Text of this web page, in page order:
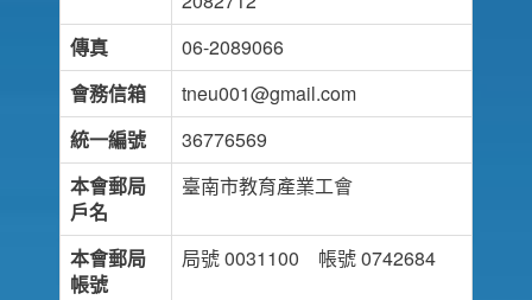
傳真
06-2089066
會務信箱
tneu001@gmail.com
統一編號
36776569
本會郵局
戶名
臺南市教育產業工會
本會郵局
帳號
局號 0031100 帳號 0742684